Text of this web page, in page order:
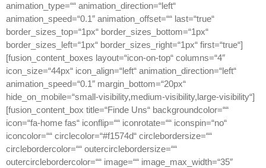
animation_type=““ animation_direction=“left“
animation_speed=“0.1″ animation_offset=““ last=“true“
border_sizes_top=“1px“ border_sizes_bottom=“1px“
border_sizes_left=“1px“ border_sizes_right=“1px“ first=“true“]
[fusion_content_boxes layout=“icon-on-top“ columns=“4″
icon_size=“44px“ icon_align=“left“ animation_direction=“left“
animation_speed=“0.1″ margin_bottom=“20px“
hide_on_mobile=“small-visibility,medium-visibility,large-visibility“]
[fusion_content_box title=“Finde Uns“ backgroundcolor=““
icon=“fa-home fas“ iconflip=““ iconrotate=““ iconspin=“no“
iconcolor=““ circlecolor=“#f1574d“ circlebordersize=““
circlebordercolor=““ outercirclebordersize=““
outercirclebordercolor=““ image=““ image_max_width=“35″